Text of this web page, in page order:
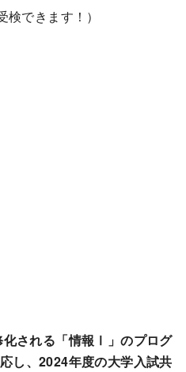
検できます！）
される「情報Ⅰ」のプログ
し、2024年度の大学入試共